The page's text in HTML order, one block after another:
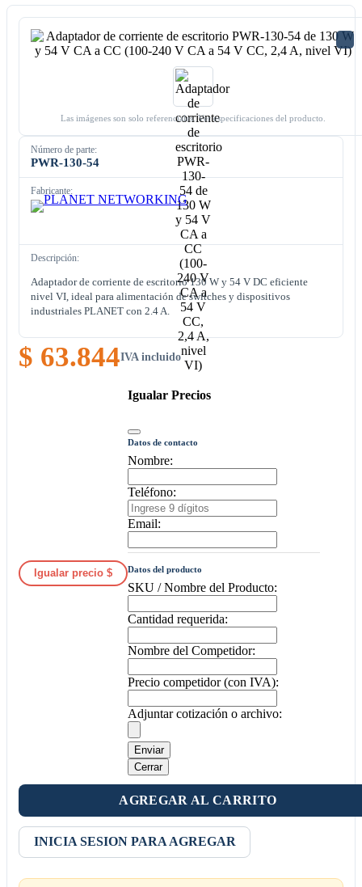
Las imágenes son solo referenciales. Ver especificaciones del producto.
Número de parte:
PWR-130-54
Fabricante:
Descripción:
Adaptador de corriente de escritorio 130 W y 54 V DC eficiente
nivel VI, ideal para alimentación de switches y dispositivos
industriales PLANET con 2.4 A.
$ 63.844IVA incluido
Igualar precio $
Igualar Precios
Datos de contacto
Nombre:
Teléfono:
Email:
Datos del producto
SKU / Nombre del Producto:
Cantidad requerida:
Nombre del Competidor:
Precio competidor (con IVA):
Adjuntar cotización o archivo:
Enviar
Cerrar
AGREGAR AL CARRITO
INICIA SESION PARA AGREGAR